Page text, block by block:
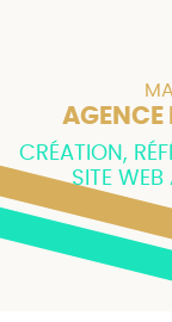
AGENCE
CRÉATION,
SITE WEB